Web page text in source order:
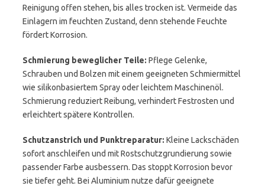
Reinigung offen stehen, bis alles trocken ist. Vermeide das
Einlagern im feuchten Zustand, denn stehende Feuchte
fördert Korrosion.
Schmierung beweglicher Teile: Pflege Gelenke,
Schrauben und Bolzen mit einem geeigneten Schmiermittel
wie silikonbasiertem Spray oder leichtem Maschinenöl.
Schmierung reduziert Reibung, verhindert Festrosten und
erleichtert spätere Kontrollen.
Schutzanstrich und Punktreparatur: Kleine Lackschäden
sofort anschleifen und mit Rostschutzgrundierung sowie
passender Farbe ausbessern. Das stoppt Korrosion bevor
sie tiefer geht. Bei Aluminium nutze dafür geeignete